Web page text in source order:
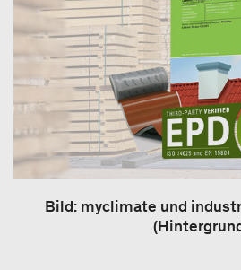
Bild: myclimate und